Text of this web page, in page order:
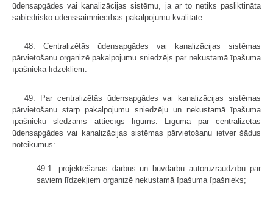
ūdensapgādes vai kanalizācijas sistēmu, ja ar to netiks pasliktināta
sabiedrisko ūdenssaimniecības pakalpojumu kvalitāte.
48. Centralizētās ūdensapgādes vai kanalizācijas sistēmas
pārvietošanu organizē pakalpojumu sniedzējs par nekustamā īpašuma
īpašnieka līdzekļiem.
49. Par centralizētās ūdensapgādes vai kanalizācijas sistēmas
pārvietošanu starp pakalpojumu sniedzēju un nekustamā īpašuma
īpašnieku slēdzams attiecīgs līgums. Līgumā par centralizētās
ūdensapgādes vai kanalizācijas sistēmas pārvietošanu ietver šādus
noteikumus:
49.1. projektēšanas darbus un būvdarbu autoruzraudzību par
saviem līdzekļiem organizē nekustamā īpašuma īpašnieks;